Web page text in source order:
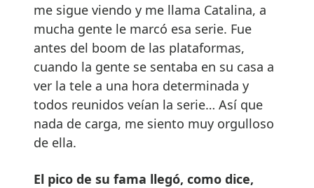
me sigue viendo y me llama Catalina, a
mucha gente le marcó esa serie. Fue
antes del boom de las plataformas,
cuando la gente se sentaba en su casa a
ver la tele a una hora determinada y
todos reunidos veían la serie… Así que
nada de carga, me siento muy orgulloso
de ella.
El pico de su fama llegó, como dice,